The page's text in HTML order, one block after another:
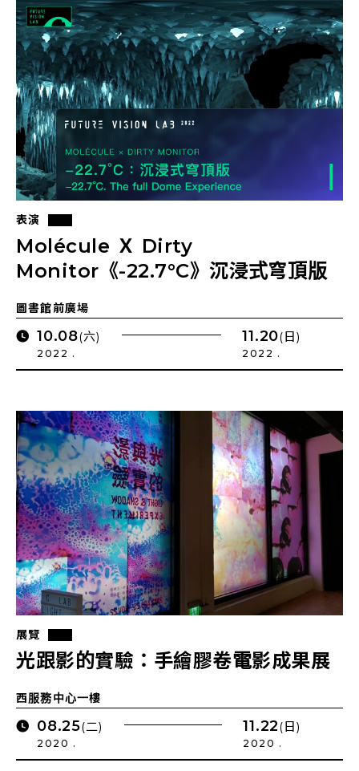
表演
Molécule Ｘ Dirty
Monitor《-22.7°C》沉浸式穹頂版
圖書館前廣場
10.08(六)
2022 .
11.20(日)
2022 .
展覽
光跟影的實驗：手繪膠卷電影成果展
西服務中心一樓
08.25(二)
2020 .
11.22(日)
2020 .